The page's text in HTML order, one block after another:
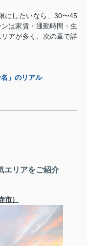
にしたいなら、30〜45
は家賃・通勤時間・生
アが多く、次の章で詳
」のリアル
エリアをご紹介
市）